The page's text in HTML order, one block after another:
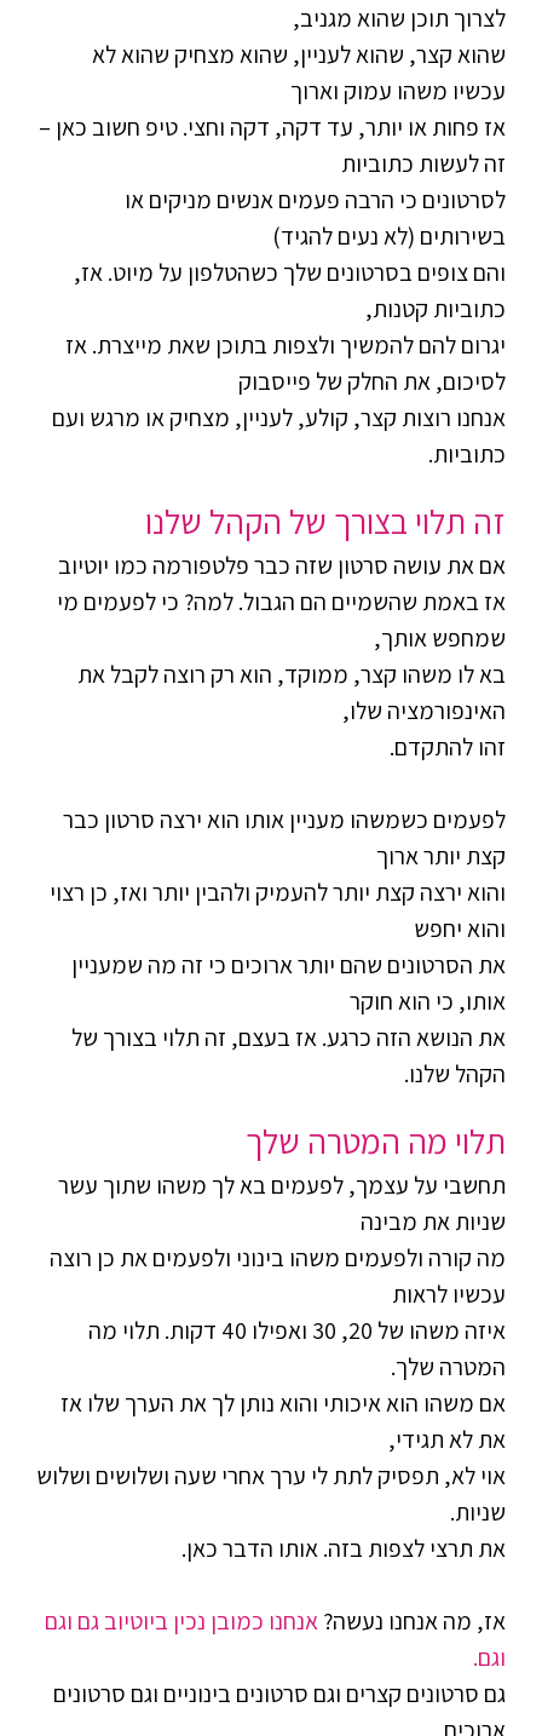
לצרוך תוכן שהוא מגניב,
שהוא קצר, שהוא לעניין, שהוא מצחיק שהוא לא
עכשיו משהו עמוק וארוך
אז פחות או יותר, עד דקה, דקה וחצי. טיפ חשוב כאן –
זה לעשות כתוביות
לסרטונים כי הרבה פעמים אנשים מניקים או
בשירותים (לא נעים להגיד)
והם צופים בסרטונים שלך כשהטלפון על מיוט. אז,
כתוביות קטנות,
יגרום להם להמשיך ולצפות בתוכן שאת מייצרת. אז
לסיכום, את החלק של פייסבוק
אנחנו רוצות קצר, קולע, לעניין, מצחיק או מרגש ועם
כתוביות.
זה תלוי בצורך של הקהל שלנו
אם את עושה סרטון שזה כבר פלטפורמה כמו יוטיוב
אז באמת שהשמיים הם הגבול. למה? כי לפעמים מי
שמחפש אותך,
בא לו משהו קצר, ממוקד, הוא רק רוצה לקבל את
האינפורמציה שלו,
זהו להתקדם.
לפעמים כשמשהו מעניין אותו הוא ירצה סרטון כבר
קצת יותר ארוך
והוא ירצה קצת יותר להעמיק ולהבין יותר ואז, כן רצוי
והוא יחפש
את הסרטונים שהם יותר ארוכים כי זה מה שמעניין
אותו, כי הוא חוקר
את הנושא הזה כרגע. אז בעצם, זה תלוי בצורך של
הקהל שלנו.
תלוי מה המטרה שלך
תחשבי על עצמך, לפעמים בא לך משהו שתוך עשר
שניות את מבינה
מה קורה ולפעמים משהו בינוני ולפעמים את כן רוצה
עכשיו לראות
איזה משהו של 20, 30 ואפילו 40 דקות. תלוי מה
המטרה שלך.
אם משהו הוא איכותי והוא נותן לך את הערך שלו אז
את לא תגידי,
אוי לא, תפסיק לתת לי ערך אחרי שעה ושלושים ושלוש
שניות.
את תרצי לצפות בזה. אותו הדבר כאן.
אז, מה אנחנו נעשה?אנחנו כמובן נכין ביוטיוב גם וגם
וגם.
גם סרטונים קצרים וגם סרטונים בינוניים וגם סרטונים